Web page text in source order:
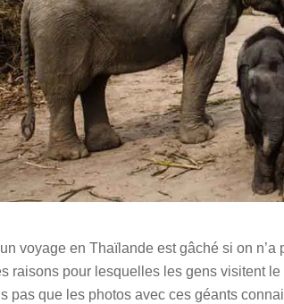
voyage en Thaïlande est gâché si on
raisons pour lesquelles les gens visitent
pas que les photos avec ces géants